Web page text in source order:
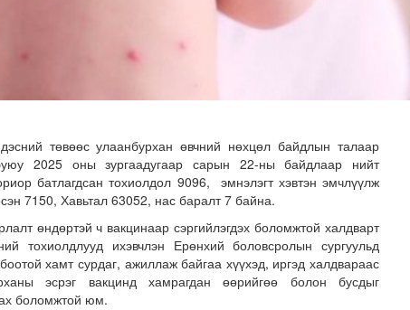
төвөөс улаанбурхан өвчний нөхцөл байдлын талаар
2025 оны зургаадугаар сарын 22-ны байдлаар нийт
батлагдсан тохиолдол 9096, эмнэлэгт хэвтэн эмчлүүлж
7150, Хавьтал 63052, нас баралт 7 байна.
өндөртэй ч вакцинаар сэргийлэгдэх боломжтой халдварт
тохиолдлууд ихэвчлэн Ерөнхий боловсролын сургуульд
хамт сурдаг, ажиллаж байгаа хүүхэд, иргэд халдвараас
эсрэг вакцинд хамрагдан өөрийгөө болон бусдыг
боломжтой юм.